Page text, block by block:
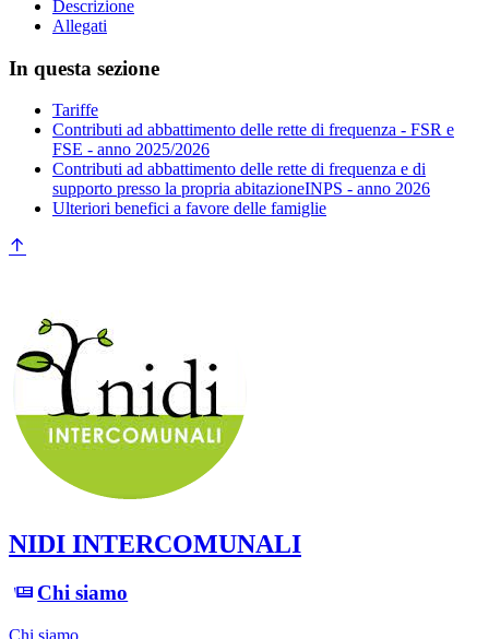
Descrizione
Allegati
In questa sezione
Tariffe
Contributi ad abbattimento delle rette di frequenza - FSR e
FSE - anno 2025/2026
Contributi ad abbattimento delle rette di frequenza e di
supporto presso la propria abitazioneINPS - anno 2026
Ulteriori benefici a favore delle famiglie
NIDI INTERCOMUNALI
Chi siamo
Chi siamo